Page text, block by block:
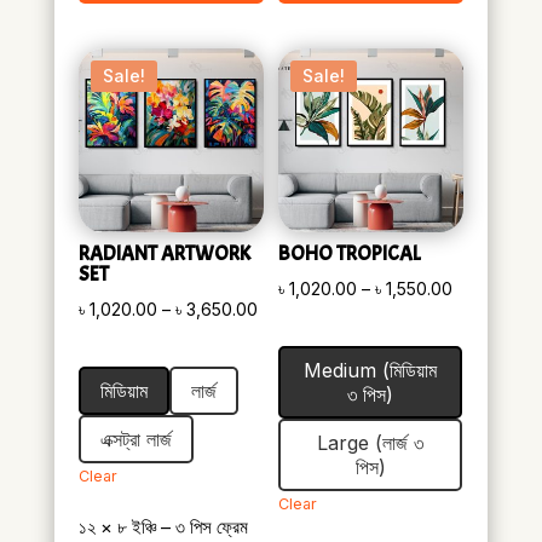
Sale!
RADIANT ARTWORK
SET
৳ 1,020.00 – ৳ 3,650.00Price
৳ 1,020.00
৳ 3,650.00
মিডিয়াম
লার্জ
এক্সট্রা লার্জ
Clear
১২ × ৮ ইঞ্চি – ৩ পিস ফ্রেম
Sale!
BOHO TROPICAL
৳1,020.00 – ৳1,550.00
৳ 1,020.00
৳ 1,550.00
Medium (মিডিয়াম
৩ পিস)
Large (লার্জ ৩
পিস)
Clear